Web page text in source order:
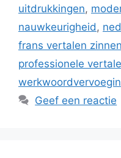
uitdrukkingen,
nauwkeurigheid,
frans vertalen zinnen
professionele
Geef een reactie